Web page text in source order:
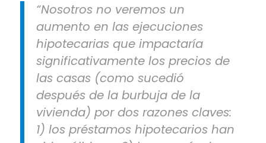
“Nosotros no veremos un
aumento en las ejecuciones
hipotecarias que impactaría
significativamente los precios de
las casas (como sucedió
después de la burbuja de la
vivienda) por dos razones claves:
1) los préstamos hipotecarios han